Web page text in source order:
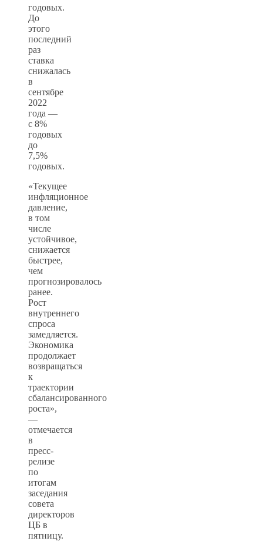
годовых.
До
этого
последний
раз
ставка
снижалась
в
сентябре
2022
года —
с 8%
годовых
до
7,5%
годовых.
«Текущее
инфляционное
давление,
в том
числе
устойчивое,
снижается
быстрее,
чем
прогнозировалось
ранее.
Рост
внутреннего
спроса
замедляется.
Экономика
продолжает
возвращаться
к
траектории
сбалансированного
роста»,
—
отмечается
в
пресс-
релизе
по
итогам
заседания
совета
директоров
ЦБ в
пятницу.